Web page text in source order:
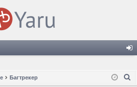
д
Багтрекер